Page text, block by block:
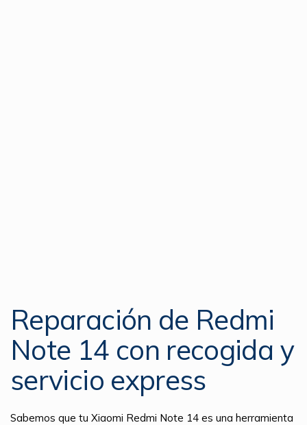
Reparación de Redmi
Note 14 con recogida y
servicio express
Sabemos que tu Xiaomi Redmi Note 14 es una herramienta